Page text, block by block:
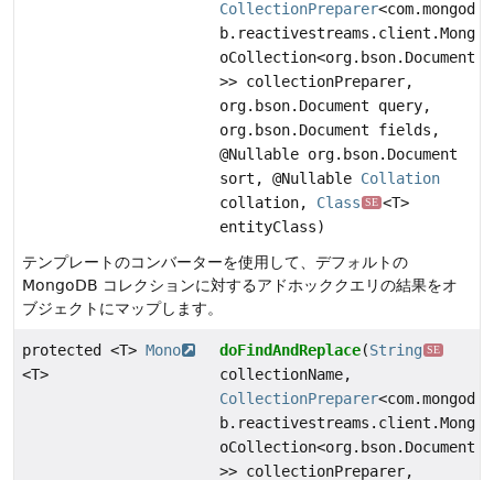
CollectionPreparer<com.mongod
b.reactivestreams.client.Mong
oCollection<org.bson.Document
>> collectionPreparer,
org.bson.Document query,
org.bson.Document fields,
@Nullable org.bson.Document
sort, @Nullable Collation
collation, Class SE <T>
entityClass)
テンプレートのコンバーターを使用して、デフォルトの
MongoDB コレクションに対するアドホッククエリの結果をオ
ブジェクトにマップします。
protected <T> Mono
<T>
doFindAndReplace(String SE
collectionName,
CollectionPreparer<com.mongod
b.reactivestreams.client.Mong
oCollection<org.bson.Document
>> collectionPreparer,